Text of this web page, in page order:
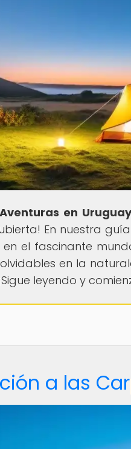
Aventuras en
En nuestra
el fascinante
en la
leyendo y
a las